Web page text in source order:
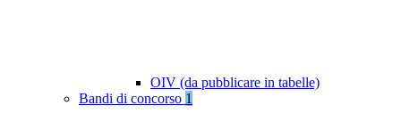
OIV (da pubblicare in tabelle)
Bandi di concorso 1